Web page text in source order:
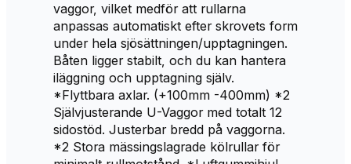
vaggor, vilket medför att rullarna
anpassas automatiskt efter skrovets form
under hela sjösättningen/upptagningen.
Båten ligger stabilt, och du kan hantera
iläggning och upptagning själv.
*Flyttbara axlar. (+100mm -400mm) *2
Självjusterande U-Vaggor med totalt 12
sidostöd. Justerbar bredd på vaggorna.
*2 Stora mässingslagrade kölrullar för